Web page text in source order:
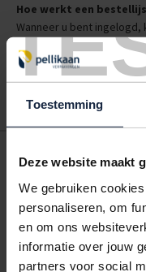
Toestemming
Deze website maakt
We gebruiken
personaliseren, om
en om ons
informatie over jouw
partners voor social
Hoe werkt een
Wanneer u bent
Gebruik bestel- en
te bestellen. Uw bestel-
account. Dat pakt altijd
Voor een veilige
VOOR
EXTRA STEVIG